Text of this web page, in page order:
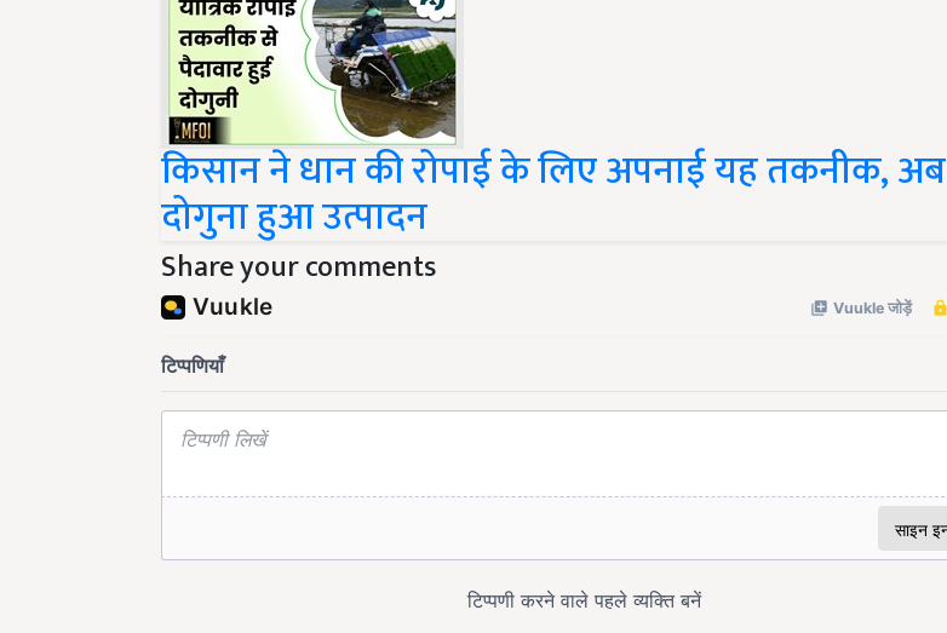
किसान ने धान की रोपाई के लिए अपनाई यह तकनीक, अब
दोगुना हुआ उत्पादन
Share your comments